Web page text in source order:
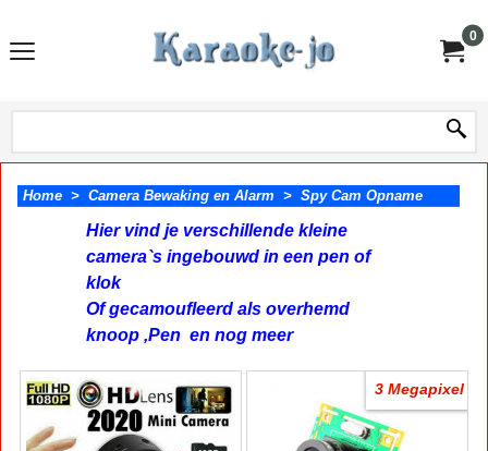
0
Home > Camera Bewaking en Alarm > Spy Cam Opname
Hier vind je verschillende kleine
camera`s ingebouwd in een pen of
klok
Of gecamoufleerd als overhemd
knoop ,Pen en nog meer
3 Megapixel